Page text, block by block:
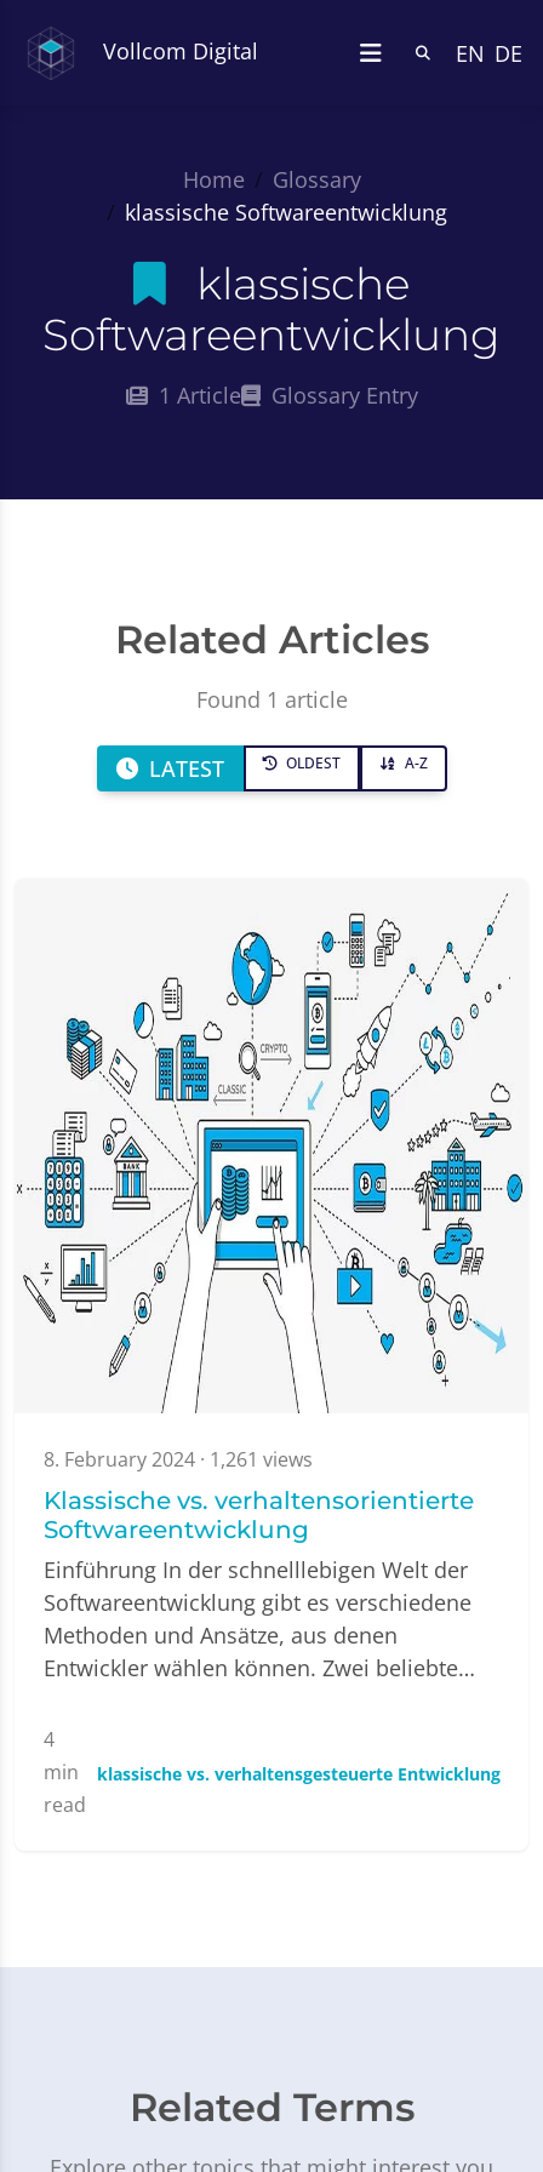
Vollcom Digital EN DE
Home
Glossary
klassische Softwareentwicklung
klassische
Softwareentwicklung
1 Article Glossary Entry
Related Articles
Found 1 article
LATEST OLDEST A-Z
8. February 2024 · 1,261 views
Klassische vs. verhaltensorientierte
Softwareentwicklung
Einführung In der schnelllebigen Welt der
Softwareentwicklung gibt es verschiedene
Methoden und Ansätze, aus denen
Entwickler wählen können. Zwei beliebte…
4
min
read
klassische vs. verhaltensgesteuerte Entwicklung
Related Terms